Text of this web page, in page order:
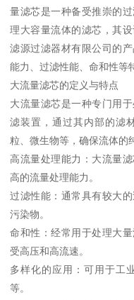
量滤芯是一种备受推崇的
理大容量流体的滤芯，其
滤源过滤器材有限公司的
能力、过滤性能、命和性等
大流量滤芯的定义与特点
大流量滤芯是一种专门用
滤装置，通过其内部的滤
粒、微生物等，确保流体的
高流量处理能力：大流量
高的流量处理能力。
过滤性能：通常具有较大
污染物。
命和性：经常用于处理大
受高压和高流速。
多样化的应用：可用于工
等。